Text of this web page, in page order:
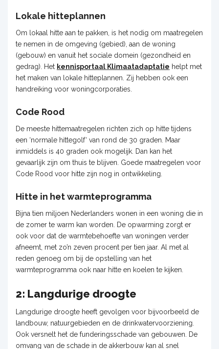
Lokale hitteplannen
Om lokaal hitte aan te pakken, is het nodig om maatregelen
te nemen in de omgeving (gebied), aan de woning
(gebouw) en vanuit het sociale domein (gezondheid en
gedrag). Het kennisportaal Klimaatadaptatie helpt met
het maken van lokale hitteplannen. Zij hebben ook een
handreiking voor woningcorporaties.
Code Rood
De meeste hittemaatregelen richten zich op hitte tijdens
een ‘normale hittegolf‘ van rond de 30 graden. Maar
inmiddels is 40 graden ook mogelijk. Dan kan het
gevaarlijk zijn om thuis te blijven. Goede maatregelen voor
Code Rood voor hitte zijn nog in ontwikkeling.
Hitte in het warmteprogramma
Bijna tien miljoen Nederlanders wonen in een woning die in
de zomer te warm kan worden. De opwarming zorgt er
ook voor dat de warmtebehoefte van woningen verder
afneemt, met zo’n zeven procent per tien jaar. Al met al
reden genoeg om bij de opstelling van het
warmteprogramma ook naar hitte en koelen te kijken.
2: Langdurige droogte
Langdurige droogte heeft gevolgen voor bijvoorbeeld de
landbouw, natuurgebieden en de drinkwatervoorziening.
Ook versnelt het de funderingsschade van gebouwen. De
omvang van de schade in de akkerbouw kan al snel